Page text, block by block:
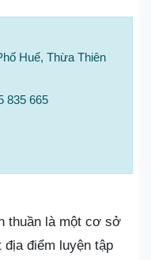
Huế, Thừa Thiên
835 665
thuần là một cơ sở
địa điểm luyện tập